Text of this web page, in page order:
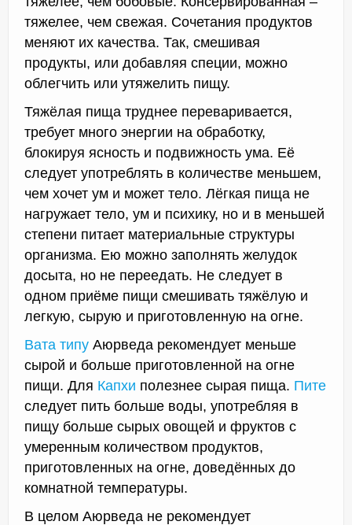
тяжелее, чем свежая. Сочетания продуктов
меняют их качества. Так, смешивая
продукты, или добавляя специи, можно
облегчить или утяжелить пищу.
Тяжёлая пища труднее переваривается,
требует много энергии на обработку,
блокируя ясность и подвижность ума. Её
следует употреблять в количестве меньшем,
чем хочет ум и может тело. Лёгкая пища не
нагружает тело, ум и психику, но и в меньшей
степени питает материальные структуры
организма. Ею можно заполнять желудок
досыта, но не переедать. Не следует в
одном приёме пищи смешивать тяжёлую и
легкую, сырую и приготовленную на огне.
Вата типу Аюрведа рекомендует меньше
сырой и больше приготовленной на огне
пищи. Для Капхи полезнее сырая пища. Пите
следует пить больше воды, употребляя в
пищу больше сырых овощей и фруктов с
умеренным количеством продуктов,
приготовленных на огне, доведённых до
комнатной температуры.
В целом Аюрведа не рекомендует